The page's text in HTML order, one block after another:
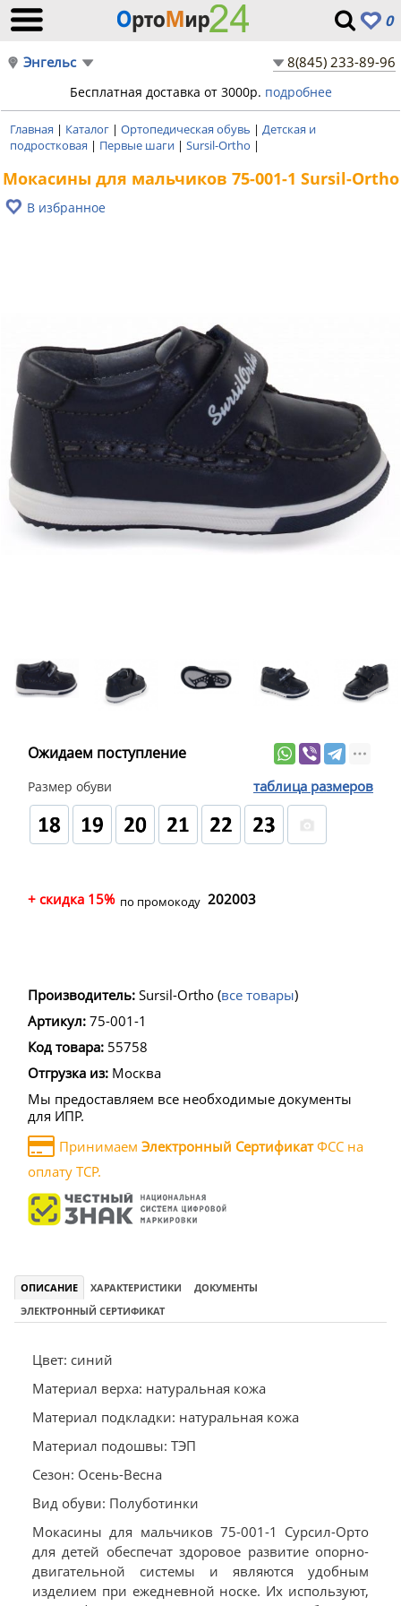
0
Энгельс 8(845) 233-89-96
Бесплатная доставка от 3000р. подробнее
Главная | Каталог | Ортопедическая обувь | Детская и
подростковая | Первые шаги | Sursil-Ortho |
Мокасины для мальчиков 75-001-1 Sursil-Ortho
В избранное
Ожидаем поступление
Размер обуви таблица размеров
+ скидка 15% по промокоду 202003
Производитель: Sursil-Ortho (все товары)
Артикул: 75-001-1
Код товара: 55758
Отгрузка из: Москва
Мы предоставляем все необходимые документы
для ИПР.
Принимаем Электронный СертификатФСС на
оплату ТСР.
ОПИСАНИЕ ХАРАКТЕРИСТИКИ
ДОКУМЕНТЫ
ЭЛЕКТРОННЫЙ СЕРТИФИКАТ
Цвет: синий
Материал верха: натуральная кожа
Материал подкладки: натуральная кожа
Материал подошвы: ТЭП
Сезон: Осень-Весна
Вид обуви: Полуботинки
Мокасины для мальчиков 75-001-1 Сурсил-Орто
для детей обеспечат здоровое развитие опорно-
двигательной системы и являются удобным
изделием при ежедневной носке. Их используют,